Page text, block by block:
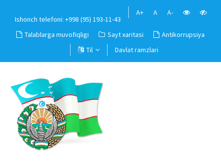
Ishonch telefoni: +998 (95) 193-11-43
A+ A A-
Talablarga muvofiqligi Sayt xaritasi
Antikorrupsiya
Til
Davlat ramzlari